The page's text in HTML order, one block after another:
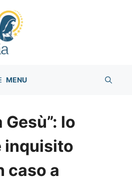
MENU
Gesù”: lo
inquisito
caso a